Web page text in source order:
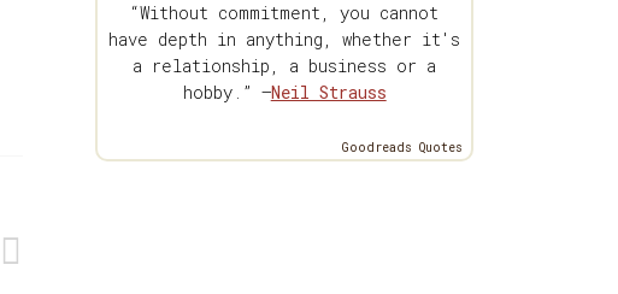
“Without commitment, you cannot
have depth in anything, whether it's
a relationship, a business or a
hobby.” —Neil Strauss
Goodreads Quotes